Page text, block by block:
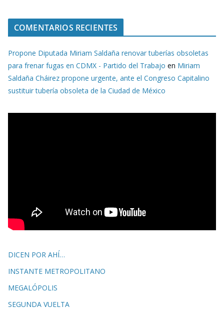
COMENTARIOS RECIENTES
Propone Diputada Miriam Saldaña renovar tuberías obsoletas
para frenar fugas en CDMX - Partido del Trabajo en Miriam
Saldaña Cháirez propone urgente, ante el Congreso Capitalino
sustituir tubería obsoleta de la Ciudad de México
DICEN POR AHÍ…
INSTANTE METROPOLITANO
MEGALÓPOLIS
SEGUNDA VUELTA